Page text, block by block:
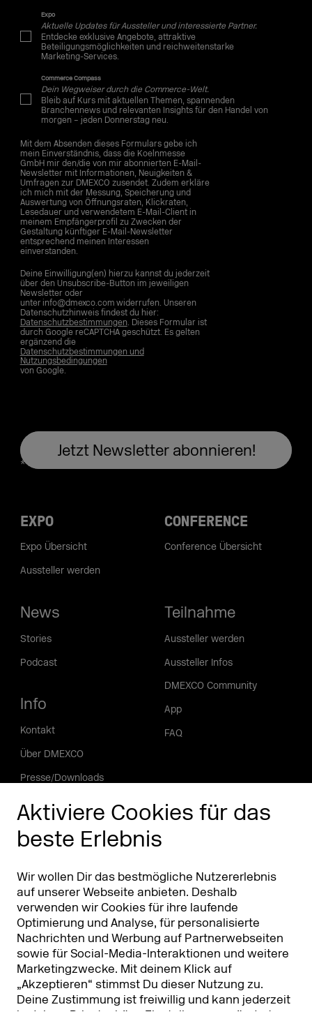
Aktiviere Cookies für das
beste Erlebnis
Wir wollen Dir das bestmögliche Nutzererlebnis
auf unserer Webseite anbieten. Deshalb
verwenden wir Cookies für ihre laufende
Optimierung und Analyse, für personalisierte
Nachrichten und Werbung auf Partnerwebseiten
sowie für Social-Media-Interaktionen und weitere
Marketingzwecke. Mit deinem Klick auf
„Akzeptieren“ stimmst Du dieser Nutzung zu.
Deine Zustimmung ist freiwillig und kann jederzeit
Expo
Aktuelle Updates für Aussteller und interessierte Partner.
Entdecke exklusive Angebote, attraktive
Beteiligungsmöglichkeiten und reichweitenstarke
Marketing-Services.
Commerce Compass
Dein Wegweiser durch die Commerce-Welt.
Bleib auf Kurs mit aktuellen Themen, spannenden
Branchennews und relevanten Insights für den Handel von
morgen – jeden Donnerstag neu.
Mit dem Absenden dieses Formulars gebe ich
mein Einverständnis, dass die Koelnmesse
GmbH mir den/die von mir abonnierten E-Mail-
Newsletter mit Informationen, Neuigkeiten &
Umfragen zur DMEXCO zusendet. Zudem erkläre
ich mich mit der Messung, Speicherung und
Auswertung von Öffnungsraten, Klickraten,
Lesedauer und verwendetem E-Mail-Client in
meinem Empfängerprofil zu Zwecken der
Gestaltung künftiger E-Mail-Newsletter
entsprechend meinen Interessen
einverstanden.
Deine Einwilligung(en) hierzu kannst du jederzeit
über den Unsubscribe-Button im jeweiligen
Newsletter oder
unter info@dmexco.com widerrufen. Unseren
Datenschutzhinweis findest du hier:
Datenschutzbestimmungen. Dieses Formular ist
durch Google reCAPTCHA geschützt. Es gelten
ergänzend die
Datenschutzbestimmungen und
Nutzungsbedingungen
von Google.
EXPO
Expo Übersicht
Aussteller werden
CONFERENCE
Conference Übersicht
News
Stories
Podcast
Info
Kontakt
Über DMEXCO
Presse/Downloads
Phishing Alarm
Teilnahme
Aussteller werden
Aussteller Infos
DMEXCO Community
App
FAQ
Partner
Partner & Sponsoren DMEXCO Asia
Koelnmesse GmbH T. +49 221 821 2020